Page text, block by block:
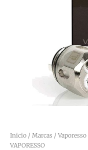
Inicio / Marcas / Vaporesso
VAPORESSO